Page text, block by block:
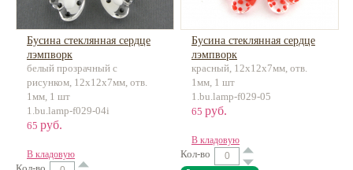
Бусина стеклянная сердце
лэмпворк
белый прозрачный с
рисунком, 12х12х7мм, отв.
1мм, 1 шт
1.bu.lamp-f029-04i
65 руб.
В кладовую
Бусина стеклянная сердце
лэмпворк
красный, 12х12х7мм, отв.
1мм, 1 шт
1.bu.lamp-f029-05
65 руб.
В кладовую
Кол-во